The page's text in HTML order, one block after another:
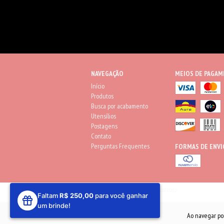
Ao navegar
NAVEGAÇÃO
Início
Produtos
Busca por acabamento
Utensílios
Postagens
Contato
Perguntas Frequentes
MEIOS DE
FORMAS DE
FaltamR$ 250,00 para você ganhar
um brinde!